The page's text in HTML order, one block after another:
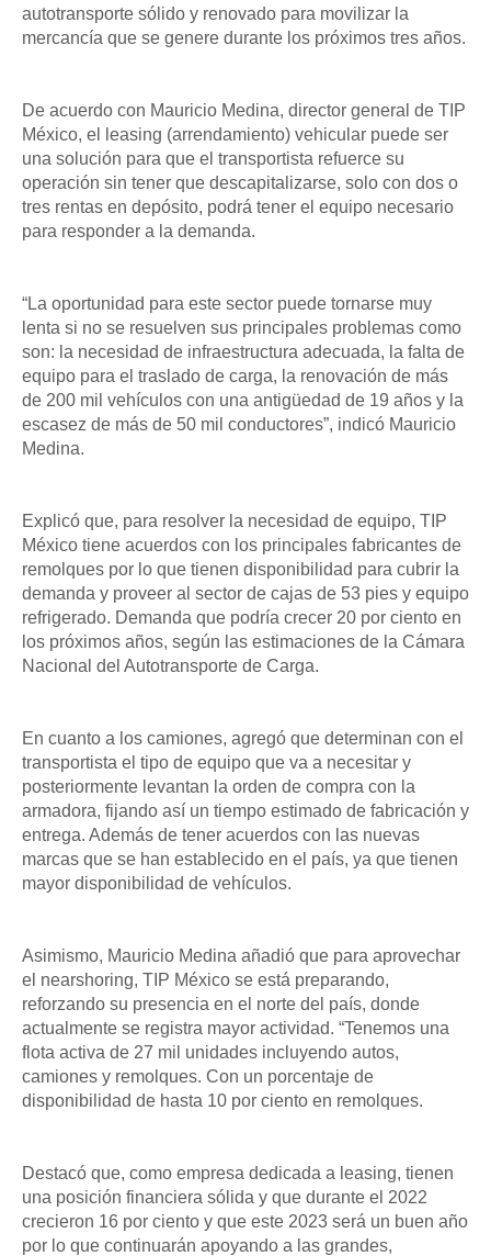
autotransporte sólido y renovado para movilizar la
mercancía que se genere durante los próximos tres años.
De acuerdo con Mauricio Medina, director general de TIP
México, el leasing (arrendamiento) vehicular puede ser
una solución para que el transportista refuerce su
operación sin tener que descapitalizarse, solo con dos o
tres rentas en depósito, podrá tener el equipo necesario
para responder a la demanda.
“La oportunidad para este sector puede tornarse muy
lenta si no se resuelven sus principales problemas como
son: la necesidad de infraestructura adecuada, la falta de
equipo para el traslado de carga, la renovación de más
de 200 mil vehículos con una antigüedad de 19 años y la
escasez de más de 50 mil conductores”, indicó Mauricio
Medina.
Explicó que, para resolver la necesidad de equipo, TIP
México tiene acuerdos con los principales fabricantes de
remolques por lo que tienen disponibilidad para cubrir la
demanda y proveer al sector de cajas de 53 pies y equipo
refrigerado. Demanda que podría crecer 20 por ciento en
los próximos años, según las estimaciones de la Cámara
Nacional del Autotransporte de Carga.
En cuanto a los camiones, agregó que determinan con el
transportista el tipo de equipo que va a necesitar y
posteriormente levantan la orden de compra con la
armadora, fijando así un tiempo estimado de fabricación y
entrega. Además de tener acuerdos con las nuevas
marcas que se han establecido en el país, ya que tienen
mayor disponibilidad de vehículos.
Asimismo, Mauricio Medina añadió que para aprovechar
el nearshoring, TIP México se está preparando,
reforzando su presencia en el norte del país, donde
actualmente se registra mayor actividad. “Tenemos una
flota activa de 27 mil unidades incluyendo autos,
camiones y remolques. Con un porcentaje de
disponibilidad de hasta 10 por ciento en remolques.
Destacó que, como empresa dedicada a leasing, tienen
una posición financiera sólida y que durante el 2022
crecieron 16 por ciento y que este 2023 será un buen año
por lo que continuarán apoyando a las grandes,